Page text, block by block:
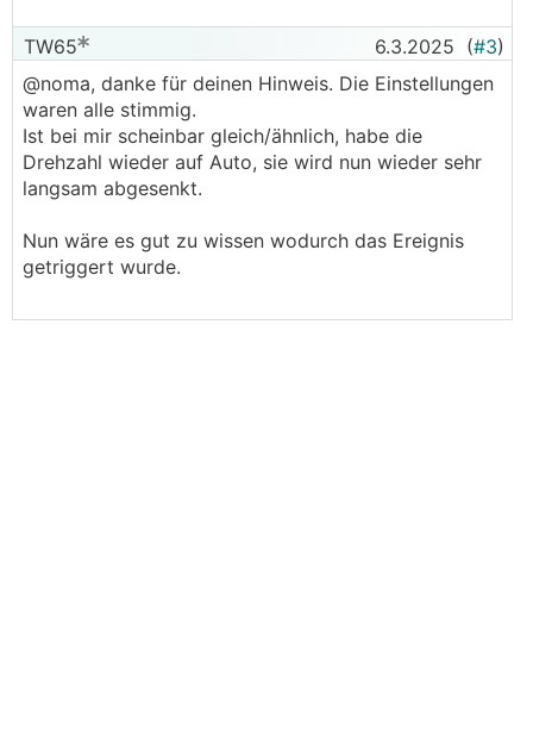
TW65 6.3.2025 (#3)
@noma, danke für deinen Hinweis. Die Einstellungen
waren alle stimmig.
Ist bei mir scheinbar gleich/ähnlich, habe die
Drehzahl wieder auf Auto, sie wird nun wieder sehr
langsam abgesenkt.
Nun wäre es gut zu wissen wodurch das Ereignis
getriggert wurde.